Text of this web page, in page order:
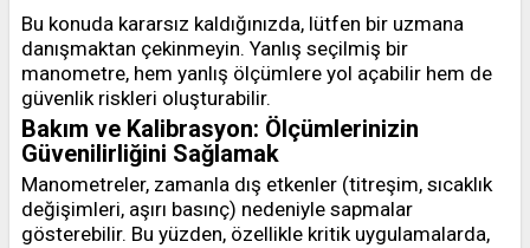
Bu konuda kararsız kaldığınızda, lütfen bir uzmana
danışmaktan çekinmeyin. Yanlış seçilmiş bir
manometre, hem yanlış ölçümlere yol açabilir hem de
güvenlik riskleri oluşturabilir.
Bakım ve Kalibrasyon: Ölçümlerinizin
Güvenilirliğini Sağlamak
Manometreler, zamanla dış etkenler (titreşim, sıcaklık
değişimleri, aşırı basınç) nedeniyle sapmalar
gösterebilir. Bu yüzden, özellikle kritik uygulamalarda,